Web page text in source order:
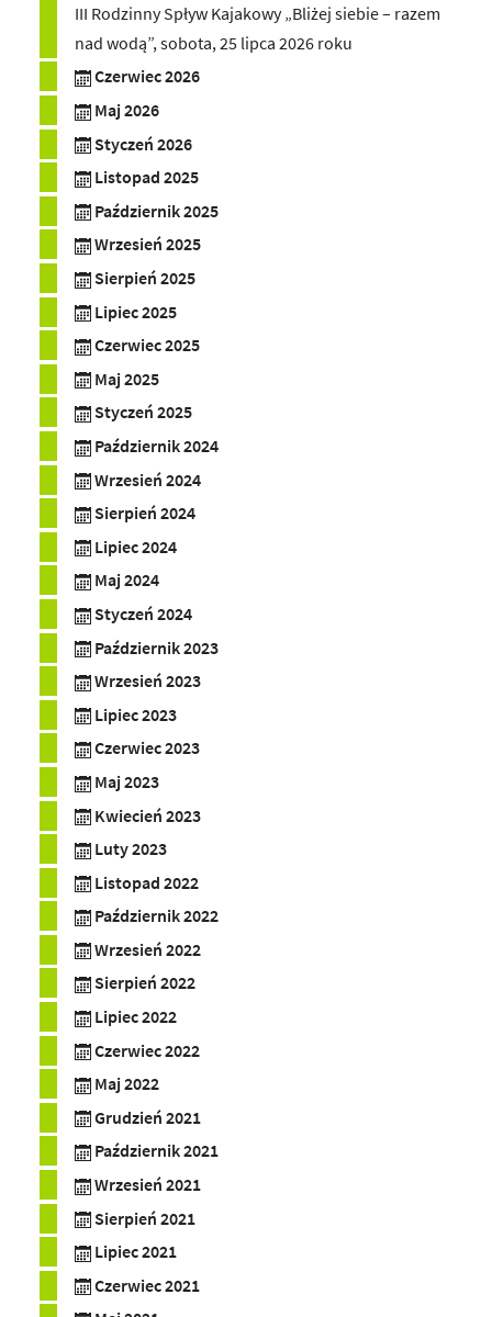
III Rodzinny Spływ Kajakowy „Bliżej siebie – razem
nad wodą”, sobota, 25 lipca 2026 roku
Czerwiec 2026
Maj 2026
Styczeń 2026
Listopad 2025
Październik 2025
Wrzesień 2025
Sierpień 2025
Lipiec 2025
Czerwiec 2025
Maj 2025
Styczeń 2025
Październik 2024
Wrzesień 2024
Sierpień 2024
Lipiec 2024
Maj 2024
Styczeń 2024
Październik 2023
Wrzesień 2023
Lipiec 2023
Czerwiec 2023
Maj 2023
Kwiecień 2023
Luty 2023
Listopad 2022
Październik 2022
Wrzesień 2022
Sierpień 2022
Lipiec 2022
Czerwiec 2022
Maj 2022
Grudzień 2021
Październik 2021
Wrzesień 2021
Sierpień 2021
Lipiec 2021
Czerwiec 2021